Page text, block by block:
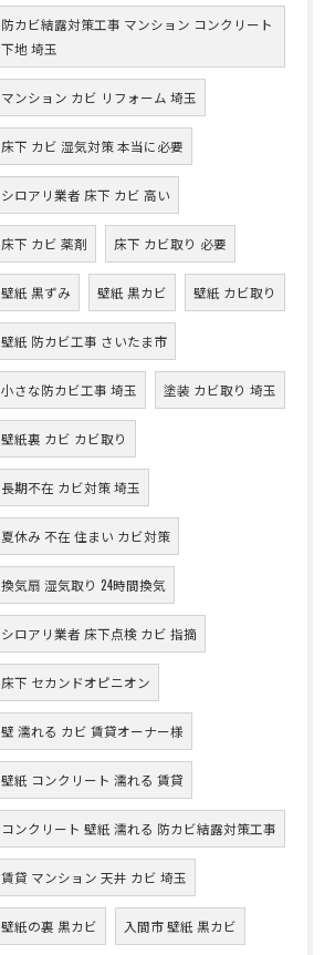
防カビ結露対策工事 マンション コンクリート
下地 埼玉
マンション カビ リフォーム 埼玉
床下 カビ 湿気対策 本当に必要
シロアリ業者 床下 カビ 高い
床下 カビ 薬剤 床下 カビ取り 必要
壁紙 黒ずみ 壁紙 黒カビ 壁紙 カビ取り
壁紙 防カビ工事 さいたま市
小さな防カビ工事 埼玉 塗装 カビ取り 埼玉
壁紙裏 カビ カビ取り
長期不在 カビ対策 埼玉
夏休み 不在 住まい カビ対策
換気扇 湿気取り 24時間換気
シロアリ業者 床下点検 カビ 指摘
床下 セカンドオピニオン
壁 濡れる カビ 賃貸オーナー様
壁紙 コンクリート 濡れる 賃貸
コンクリート 壁紙 濡れる 防カビ結露対策工事
賃貸 マンション 天井 カビ 埼玉
壁紙の裏 黒カビ 入間市 壁紙 黒カビ